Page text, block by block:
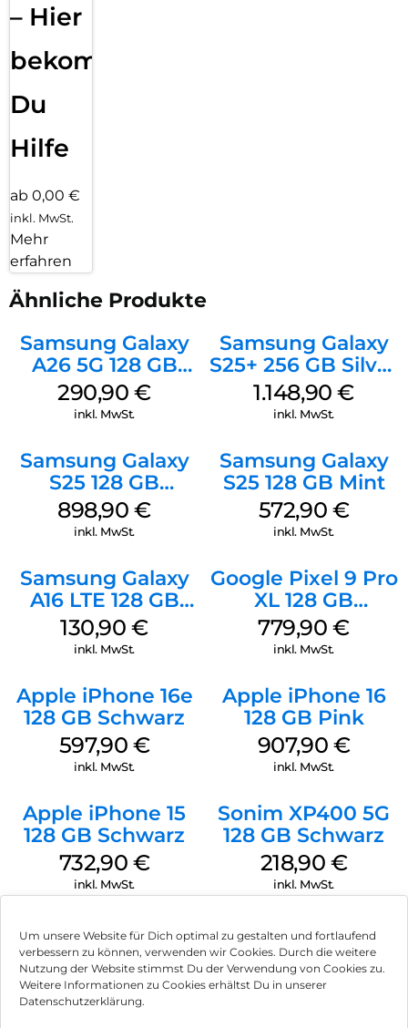
Um unsere Website für Dich optimal zu gestalten und fortlaufend
verbessern zu können, verwenden wir Cookies. Durch die weitere
Nutzung der Website stimmst Du der Verwendung von Cookies zu.
Weitere Informationen zu Cookies erhältst Du in unserer
Datenschutzerklärung.
– Hier
bekommst
Du
Hilfe
ab 0,00 €
inkl. MwSt.
Mehr
erfahren
Ähnliche Produkte
Samsung Galaxy
A26 5G 128 GB
White
290,90€
inkl. MwSt.
Samsung Galaxy
S25+ 256 GB Silver
Shadow
1.148,90€
inkl. MwSt.
Samsung Galaxy
S25 128 GB
Icyblue
898,90€
inkl. MwSt.
Samsung Galaxy
S25 128 GB Mint
572,90 €
inkl. MwSt.
Samsung Galaxy
A16 LTE 128 GB
Black
130,90€
inkl. MwSt.
Google Pixel 9 Pro
XL 128 GB
Obsidian
779,90€
inkl. MwSt.
Apple iPhone 16e
128 GB Schwarz
597,90 €
inkl. MwSt.
Apple iPhone 16
128 GB Pink
907,90 €
inkl. MwSt.
Apple iPhone 15
128 GB Schwarz
732,90 €
inkl. MwSt.
Sonim XP400 5G
128 GB Schwarz
218,90 €
inkl. MwSt.
Impressum